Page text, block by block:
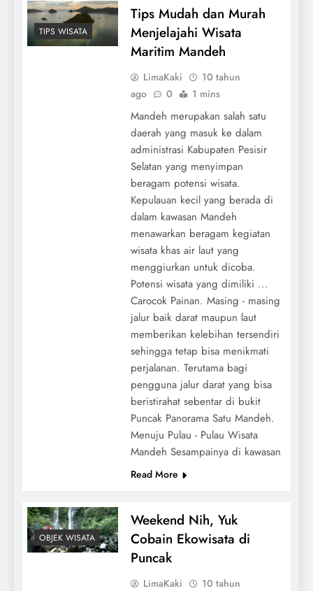
TIPS WISATA
Tips Mudah dan Murah
Menjelajahi Wisata
Maritim Mandeh
LimaKaki
10 tahun
ago
0 1 mins
Mandeh merupakan salah satu
daerah yang masuk ke dalam
administrasi Kabupaten Pesisir
Selatan yang menyimpan
beragam potensi wisata.
Kepulauan kecil yang berada di
dalam kawasan Mandeh
menawarkan beragam kegiatan
wisata khas air laut yang
menggiurkan untuk dicoba.
Potensi wisata yang dimiliki ...
Carocok Painan. Masing - masing
jalur baik darat maupun laut
memberikan kelebihan tersendiri
sehingga tetap bisa menikmati
perjalanan. Terutama bagi
pengguna jalur darat yang bisa
beristirahat sebentar di bukit
Puncak Panorama Satu Mandeh.
Menuju Pulau - Pulau Wisata
Mandeh Sesampainya di kawasan
Read More
OBJEK WISATA
Weekend Nih, Yuk
Cobain Ekowisata di
Puncak
LimaKaki
10 tahun